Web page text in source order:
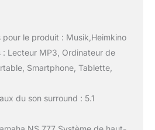
pour le produit : Musik,Heimkino
Lecteur MP3, Ordinateur de
Smartphone, Tablette,
du son surround : 5.1